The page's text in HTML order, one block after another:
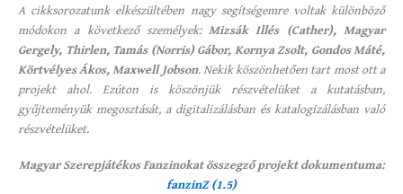
A cikksorozatunk elkészültében nagy segítségemre voltak különböző
módokon a következő személyek:Mizsák Illés (Cather), Magyar
Gergely, Thirlen, Tamás (Norris) Gábor, Kornya Zsolt, Gondos Máté,
Körtvélyes Ákos, Maxwell Jobson. Nekik köszönhetően tart most ott a
projekt ahol. Ezúton is köszönjük részvételüket a kutatásban,
gyűjteményük megosztását, a digitalizálásban és katalogizálásban való
részvételüket.
Magyar Szerepjátékos Fanzinokat összegző projekt dokumentuma:
fanzinZ (1.5)